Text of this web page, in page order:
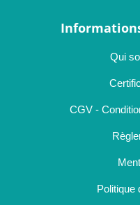
Qui
CGV -
Politique